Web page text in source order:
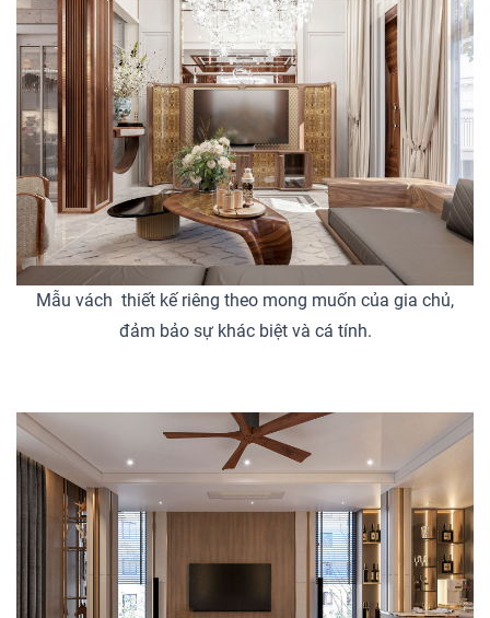
Mẫu vách thiết kế riêng theo mong muốn của gia chủ,
đảm bảo sự khác biệt và cá tính.